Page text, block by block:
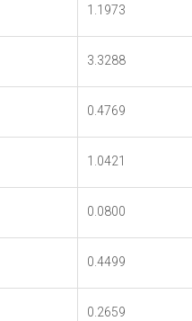
1.1973
3.3288
0.4769
1.0421
0.0800
0.4499
0.2659